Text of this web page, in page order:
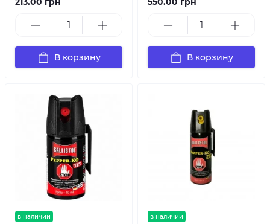
В корзину В корзину
в наличии в наличии